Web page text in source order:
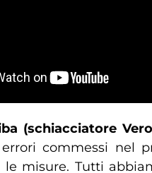
(schiacciatore
commessi nel
le misure. Tutti